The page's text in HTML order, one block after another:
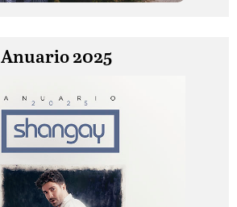
Anuario 2025